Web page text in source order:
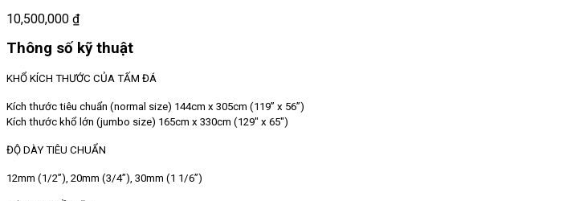
10,500,000 ₫
Thông số kỹ thuật
KHỔ KÍCH THƯỚC CỦA TẤM ĐÁ
Kích thước tiêu chuẩn (normal size) 144cm x 305cm (119” x 56”)
Kích thước khổ lớn (jumbo size) 165cm x 330cm (129″ x 65″)
ĐỘ DÀY TIÊU CHUẨN
12mm (1/2”), 20mm (3/4”), 30mm (1 1/6”)